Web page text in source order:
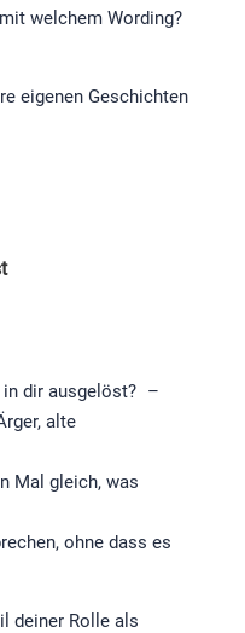
welchem Wording?
eigenen Geschichten
in dir ausgelöst? –
alte
Mal gleich, was
ohne dass es
deiner Rolle als